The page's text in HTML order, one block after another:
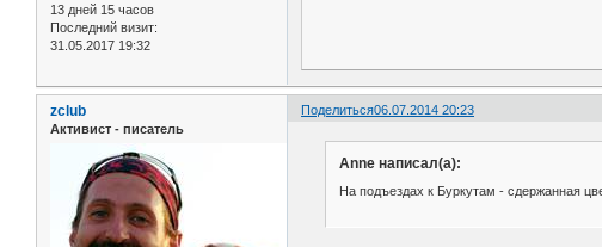
13 дней 15 часов
Последний визит:
31.05.2017 19:32
Поделиться06.07.2014 20:23
zclub
Активист - писатель
Anne написал(а):
На подъездах к Буркутам - сдержанная